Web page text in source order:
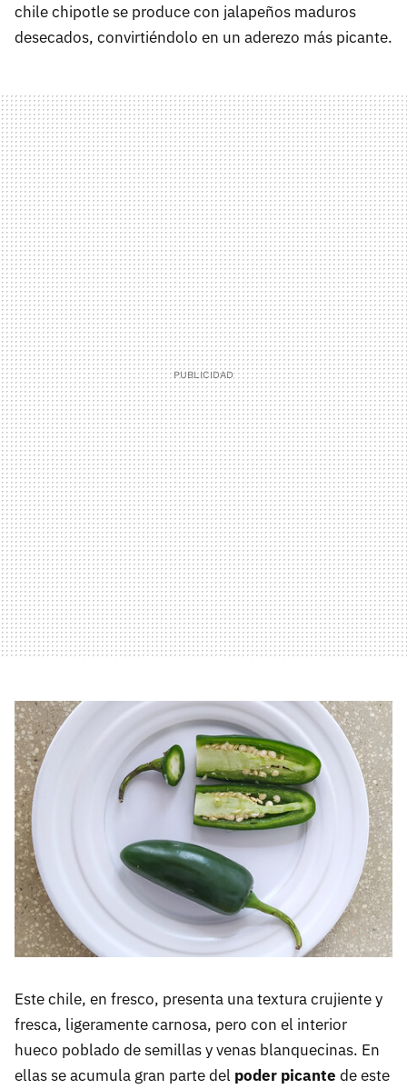
chile chipotle se produce con jalapeños maduros
desecados, convirtiéndolo en un aderezo más picante.
Este chile, en fresco, presenta una textura crujiente y
fresca, ligeramente carnosa, pero con el interior
hueco poblado de semillas y venas blanquecinas. En
ellas se acumula gran parte del poder picante de este